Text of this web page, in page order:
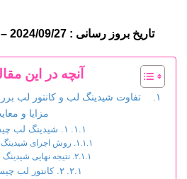
تاریخ بروز رسانی : 2024/09/27 – توسط :
آنچه در این
تفاوت شیدینگ لب و کانتور لب
مزایا و
۱. شیدینگ لب چیست؟
روش اجرای
نتیجه نهایی
۲. کانتور لب چیست؟